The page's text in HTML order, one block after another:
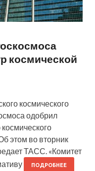
космической
космического
одобрил
этом во вторник
ТАСС. «Комитет
ПОДРОБНЕЕ